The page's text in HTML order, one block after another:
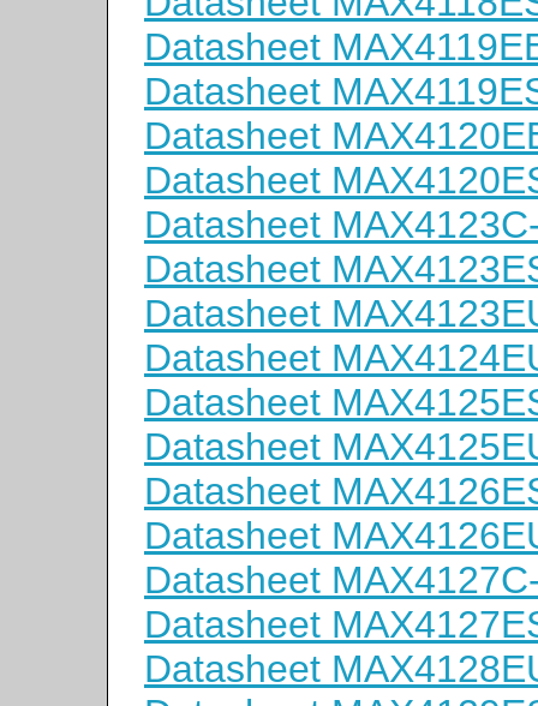
Datasheet
Datasheet
Datasheet
Datasheet
Datasheet
Datasheet
Datasheet
Datasheet
Datasheet
Datasheet
Datasheet
Datasheet
Datasheet
Datasheet
Datasheet